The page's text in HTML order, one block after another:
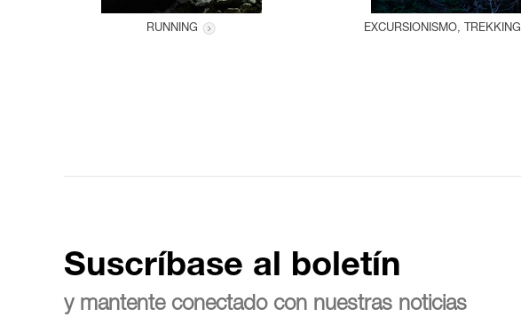
RUNNING EXCURSIONISMO, TREKKING
Suscríbase al boletín
y mantente conectado con nuestras noticias